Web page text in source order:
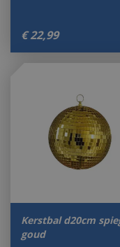
€22,99
Kerstbal d20cm
goud